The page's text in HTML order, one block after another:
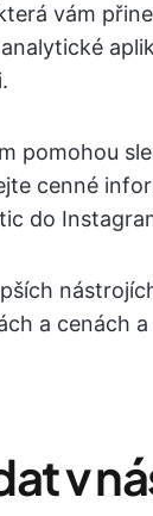
vám
pomohou
cenné
do
a cenách
v